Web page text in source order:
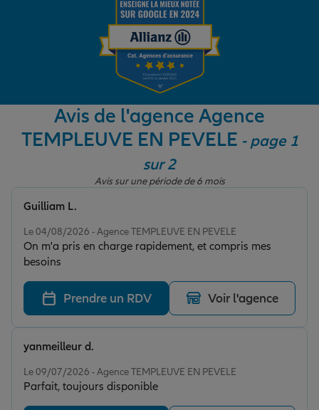
Garantie des accidents de la vie
Protection juridique
Retraite
Tous nos devis d'assurance
Avis de l'agence Agence
TEMPLEUVE EN PEVELE - page 1
sur 2
Avis sur une période de 6 mois
Le 04/08/2026 - Agence TEMPLEUVE EN PEVELE
On m'a pris en charge rapidement, et compris mes
besoins
Guilliam L.
Prendre un RDV Voir l'agence
Le 09/07/2026 - Agence TEMPLEUVE EN PEVELE
Parfait, toujours disponible
yanmeilleur d.